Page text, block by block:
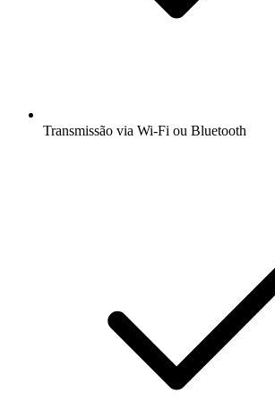
Transmissão via Wi-Fi ou Bluetooth